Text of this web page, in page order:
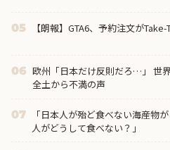
05 【朗報】GTA6、予約注文が
06 欧州「日本だけ反則だろ…」 世
全土から不満の声
07
「日本人が殆ど食べない海産
人がどうして食べない？」